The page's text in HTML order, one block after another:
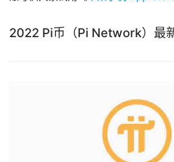
2022 Pi币（Pi Network）最